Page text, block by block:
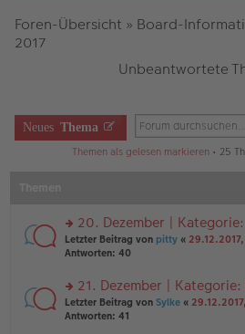
Foren-Übersicht » Board-
2017
Unbeantwortete
Neues Thema
Themen als gelesen markieren• 25
rs
te
n
g
el
20. Dezember |
Letzter Beitrag von pitty «
Antworten: 40
rs
te
21. Dezember | Kategorie:
Letzter Beitrag von Sylke «
Antworten: 41